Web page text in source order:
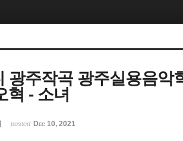
광주작곡 광주실용음악
혁 - 소녀
posted Dec 10, 2021